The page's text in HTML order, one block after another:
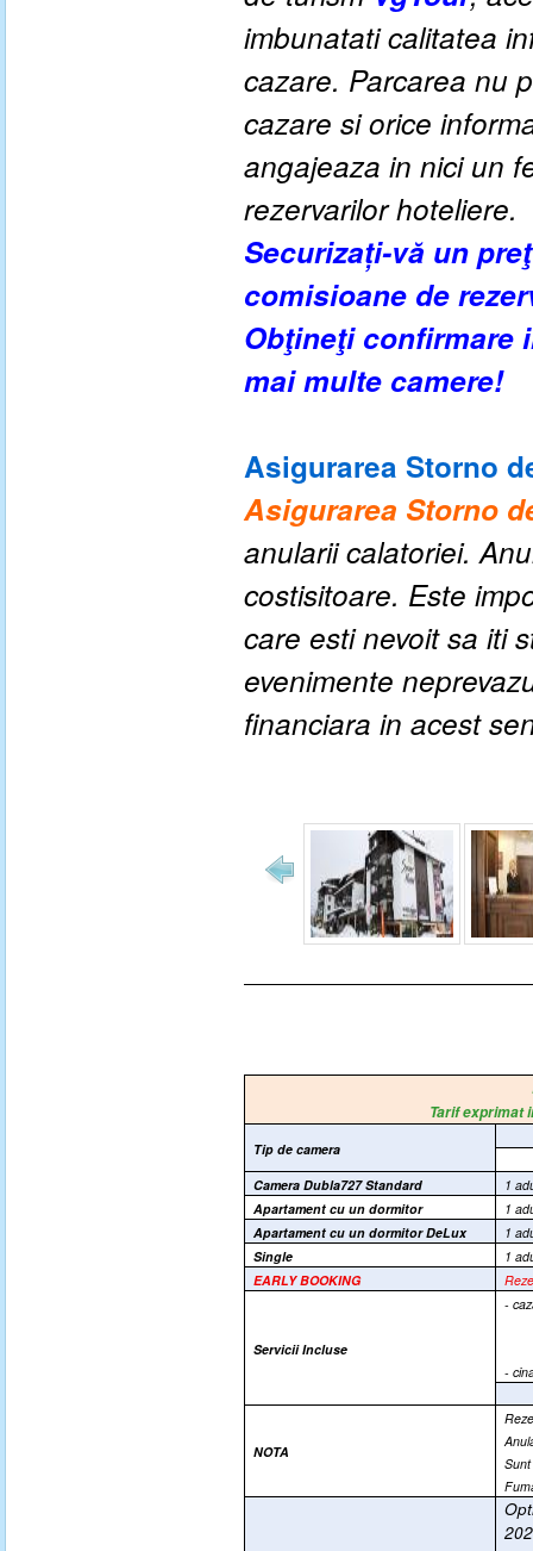
imbunatati calitatea
cazare. Parcarea nu
cazare si orice
angajeaza in nici un
rezervarilor hoteliere.
Securizați-vă un
comisioane de
Obţineţi confirmare
mai multe camere!
Asigurarea Storno
Asigurarea Storno
anularii calatoriei.
costisitoare. Este
care esti nevoit sa iti
evenimente
financiara in acest
Tarif exprimat
Tip de camera
Camera Dubla727 Standard
1
Apartament cu un dormitor
1
Apartament cu un dormitor DeLux
1
Single
1
EARLY BOOKING
Servicii Incluse
-
-
NOTA